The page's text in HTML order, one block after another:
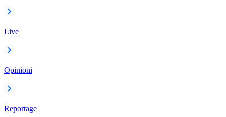
Live
Opinioni
Reportage